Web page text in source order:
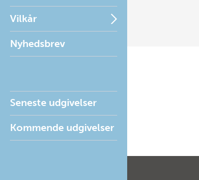
Vilkår
Nyhedsbrev
Seneste udgivelser
Kommende udgivelser